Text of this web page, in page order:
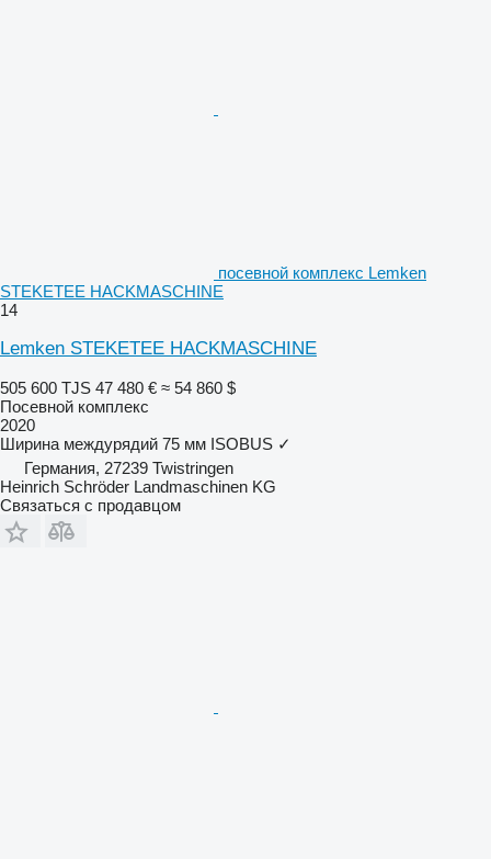
посевной комплекс Lemken
STEKETEE HACKMASCHINE
14
Lemken STEKETEE HACKMASCHINE
505 600 TJS 47 480 € ≈ 54 860 $
Посевной комплекс
2020
Ширина междурядий 75 мм ISOBUS ✓
Германия, 27239 Twistringen
Heinrich Schröder Landmaschinen KG
Связаться с продавцом